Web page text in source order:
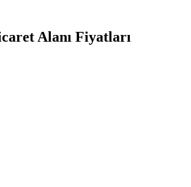
Alanı Fiyatları